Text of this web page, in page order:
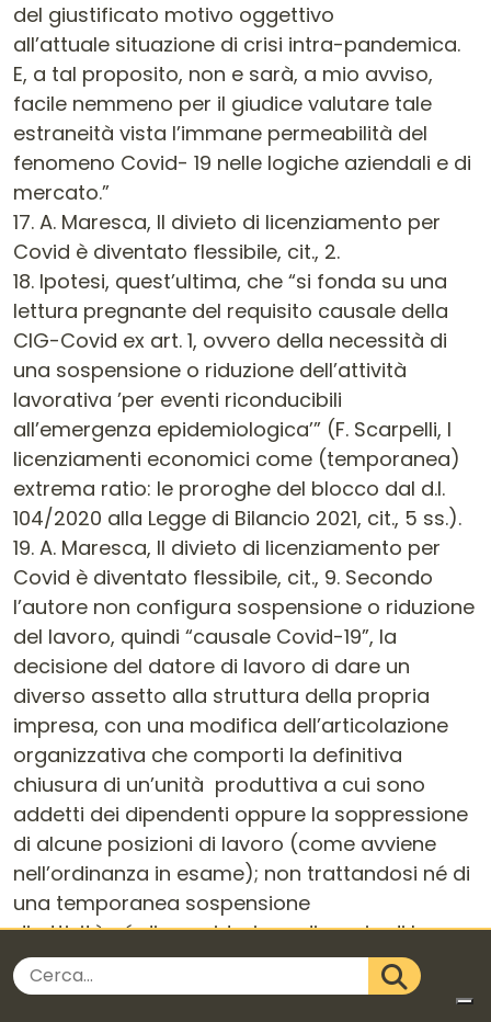
del giustificato motivo oggettivo
all’attuale situazione di crisi intra-pandemica.
E, a tal proposito, non e sarà, a mio avviso,
facile nemmeno per il giudice valutare tale
estraneità vista l’immane permeabilità del
fenomeno Covid- 19 nelle logiche aziendali e di
mercato.”
17. A. Maresca, Il divieto di licenziamento per
Covid è diventato flessibile, cit., 2.
18. Ipotesi, quest’ultima, che “si fonda su una
lettura pregnante del requisito causale della
CIG-Covid ex art. 1, ovvero della necessità di
una sospensione o riduzione dell’attività
lavorativa ’per eventi riconducibili
all’emergenza epidemiologica’” (F. Scarpelli, I
licenziamenti economici come (temporanea)
extrema ratio: le proroghe del blocco dal d.l.
104/2020 alla Legge di Bilancio 2021, cit., 5 ss.).
19. A. Maresca, Il divieto di licenziamento per
Covid è diventato flessibile, cit., 9. Secondo
l’autore non configura sospensione o riduzione
del lavoro, quindi “causale Covid-19”, la
decisione del datore di lavoro di dare un
diverso assetto alla struttura della propria
impresa, con una modifica dell’articolazione
organizzativa che comporti la definitiva
chiusura di un’unità produttiva a cui sono
addetti dei dipendenti oppure la soppressione
di alcune posizioni di lavoro (come avviene
nell’ordinanza in esame); non trattandosi né di
una temporanea sospensione
di attività né di una riduzione di orario di lavoro,
ma bensì della definitiva soppressione del
posto di lavoro conseguente ad una decisione
Cerca nel sito
CERCA